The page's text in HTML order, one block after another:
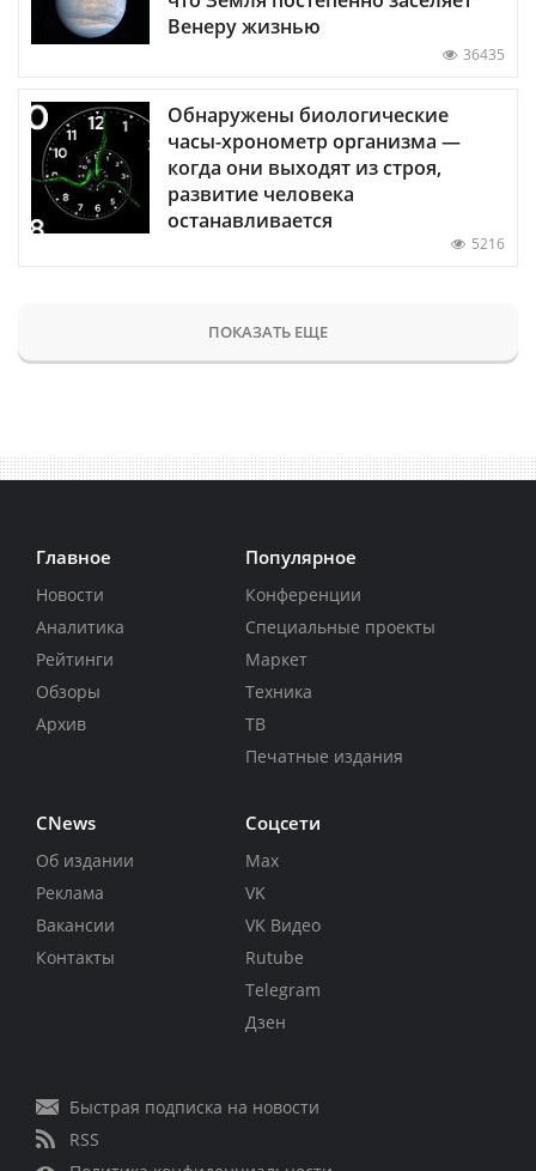
Венеру жизнью
36435
Обнаружены биологические
часы-хронометр организма —
когда они выходят из строя,
развитие человека
останавливается
5216
ПОКАЗАТЬ ЕЩЕ
Главное
Новости
Аналитика
Рейтинги
Обзоры
Архив
Популярное
Конференции
Специальные проекты
Маркет
Техника
ТВ
Печатные издания
CNews
Об издании
Реклама
Вакансии
Контакты
Соцсети
Max
VK
VK Видео
Rutube
Telegram
Дзен
Быстрая подписка на новости
RSS